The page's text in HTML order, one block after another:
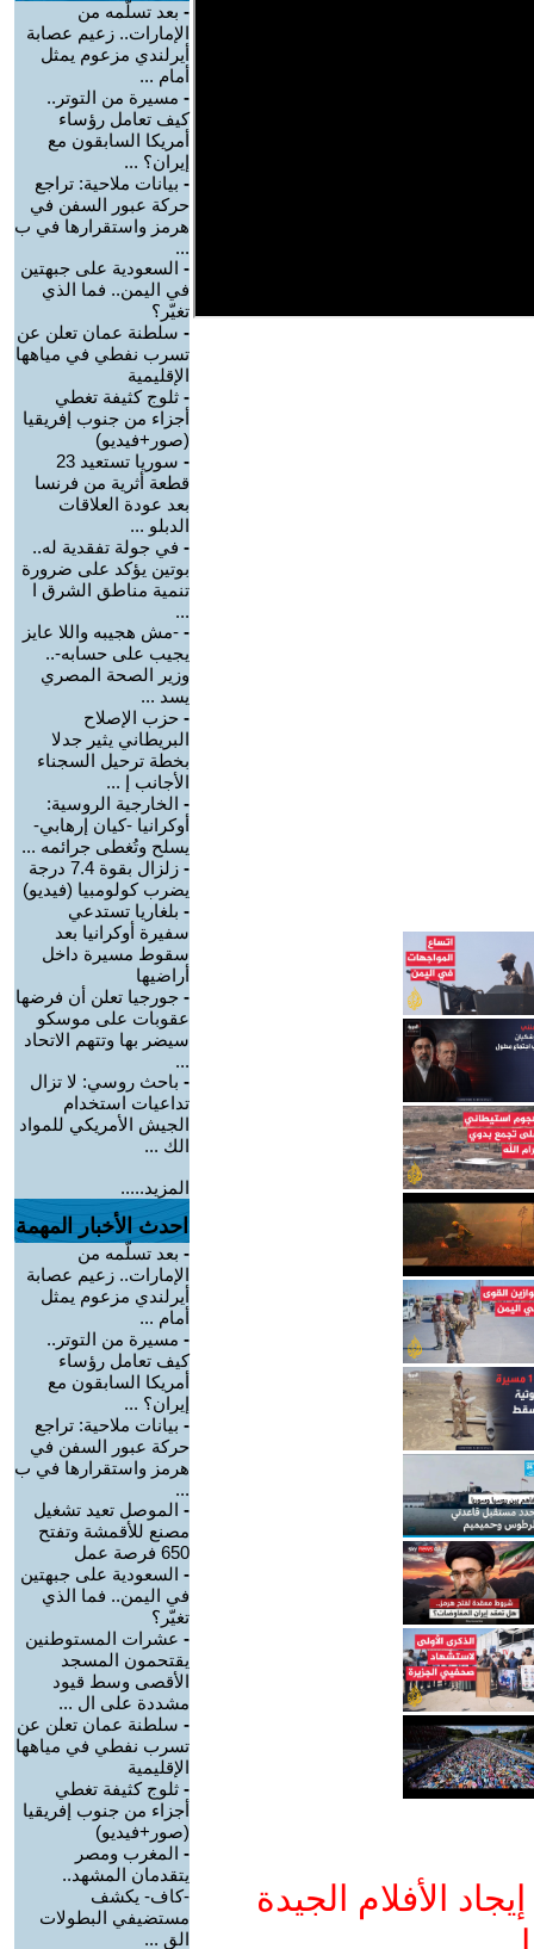
الأفلام الجيدة
- بعد تسلّمه من
الإمارات.. زعيم عصابة
أيرلندي مزعوم يمثل
أمام ...
- مسيرة من التوتر..
كيف تعامل رؤساء
أمريكا السابقون مع
إيران؟ ...
- بيانات ملاحية: تراجع
حركة عبور السفن في
هرمز واستقرارها في ب
...
- السعودية على جبهتين
في اليمن.. فما الذي
تغيّر؟
- سلطنة عمان تعلن عن
تسرب نفطي في مياهها
الإقليمية
- ثلوج كثيفة تغطي
أجزاء من جنوب إفريقيا
(صور+فيديو)
-
سوريا تستعيد 23
قطعة أثرية من فرنسا
بعد عودة العلاقات
الدبلو ...
- في جولة تفقدية له..
بوتين يؤكد على ضرورة
تنمية مناطق الشرق ا
...
- -مش هجيبه واللا عايز
يجيب على حسابه-..
وزير الصحة المصري
يسد ...
- حزب الإصلاح
البريطاني يثير جدلا
بخطة ترحيل السجناء
الأجانب إ ...
- الخارجية الروسية:
أوكرانيا -كيان إرهابي-
يسلح وتُغطى جرائمه ...
-
زلزال بقوة 7.4 درجة
يضرب كولومبيا (فيديو)
- بلغاريا تستدعي
سفيرة أوكرانيا بعد
سقوط مسيرة داخل
أراضيها
- جورجيا تعلن أن فرضها
عقوبات على موسكو
سيضر بها وتتهم الاتحاد
...
- باحث روسي: لا تزال
تداعيات استخدام
الجيش الأمريكي للمواد
الك ...
المزيد.....
احدث الأخبار المهمة
- بعد تسلّمه من
الإمارات.. زعيم عصابة
أيرلندي مزعوم يمثل
أمام ...
- مسيرة من التوتر..
كيف تعامل رؤساء
أمريكا السابقون مع
إيران؟ ...
- بيانات ملاحية: تراجع
حركة عبور السفن في
هرمز واستقرارها في ب
...
- الموصل تعيد تشغيل
مصنع للأقمشة وتفتح
650 فرصة عمل
- السعودية على جبهتين
في اليمن.. فما الذي
تغيّر؟
- عشرات المستوطنين
يقتحمون المسجد
الأقصى وسط قيود
مشددة على ال ...
- سلطنة عمان تعلن عن
تسرب نفطي في مياهها
الإقليمية
- ثلوج كثيفة تغطي
أجزاء من جنوب إفريقيا
(صور+فيديو)
- المغرب ومصر
يتقدمان المشهد..
-كاف- يكشف
مستضيفي البطولات
الق ...